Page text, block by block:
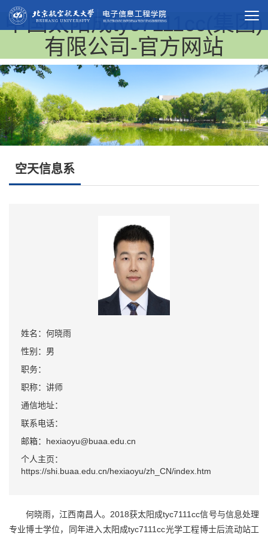
中国太阳成tyc7111cc(集团)
有限公司-官方网站
空天信息系
姓名：何晓雨
性别：男
职务：
职称：讲师
通信地址：
联系电话：
邮箱：hexiaoyu@buaa.edu.cn
个人主页：
https://shi.buaa.edu.cn/hexiaoyu/zh_CN/index.htm
何晓雨，江西南昌人。2018获太阳成tyc7111cc信号与信息处理
专业博士学位，同年进入太阳成tyc7111cc光学工程博士后流动站工